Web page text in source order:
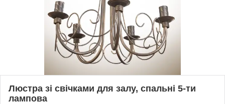
Люстра зі свічками для залу, спальні 5-ти
лампова